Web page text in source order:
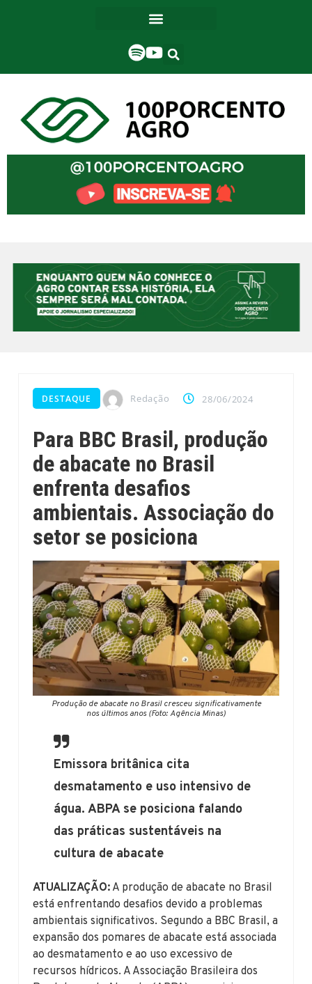
DESTAQUE Redação 28/06/2024
Para BBC Brasil, produção
de abacate no Brasil
enfrenta desafios
ambientais. Associação do
setor se posiciona
Produção de abacate no Brasil cresceu significativamente
nos últimos anos (Foto: Agência Minas)
Emissora britânica cita
desmatamento e uso intensivo de
água. ABPA se posiciona falando
das práticas sustentáveis na
cultura de abacate
ATUALIZAÇÃO: A produção de abacate no Brasil
está enfrentando desafios devido a problemas
ambientais significativos. Segundo a BBC Brasil, a
expansão dos pomares de abacate está associada
ao desmatamento e ao uso excessivo de
recursos hídricos. A Associação Brasileira dos